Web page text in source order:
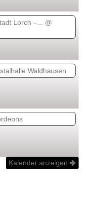
Lorch –... @
Waldhausen
Kalender anzeigen